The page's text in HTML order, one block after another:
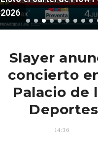
2026
Slayer
concierto
Palacio de
Deportes
14:36